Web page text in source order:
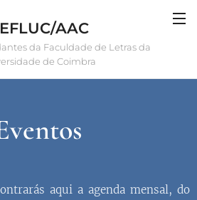
AAC
da Faculdade de Letras da
de Coimbra
aqui a agenda mensal, do